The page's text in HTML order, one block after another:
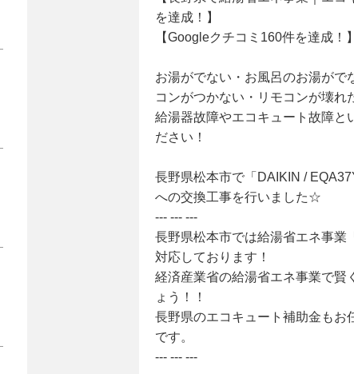
を達成！】
【Googleクチコミ160件を達成！】
お湯がでない・お風呂のお湯がで
コンがつかない・リモコンが壊
給湯器故障やエコキュート故障と
ださい！
長野県松本市で「DAIKIN /
への交換工事を行いました☆
--- --- ---
長野県松本市では給湯省エネ事業
対応しております！
経済産業省の給湯省エネ事業で賢
ょう！！
長野県のエコキュート補助金もお
です。
--- --- ---